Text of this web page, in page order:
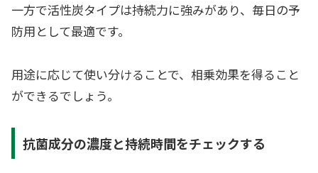
一方で活性炭タイプは持続力に強みがあり、毎日の予
防用として最適です。
用途に応じて使い分けることで、相乗効果を得ること
ができるでしょう。
抗菌成分の濃度と持続時間をチェックする